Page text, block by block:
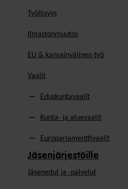
Työllisyys
Ilmastonmuutos
EU & kansainvälinen työ
Vaalit
Eduskuntavaalit
Kunta- ja aluevaalit
Europarlamenttivaalit
Jäsenjärjestöille
Jäsen­edut ja -palvelut